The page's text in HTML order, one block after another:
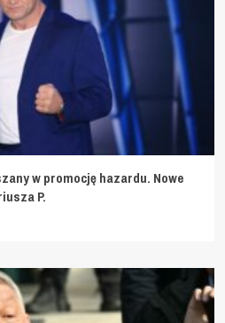
w promocję hazardu. Nowe
P.